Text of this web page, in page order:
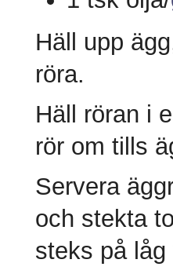
Häll upp
röra.
Häll röran i
rör om tills
Servera
och stekta
steks på